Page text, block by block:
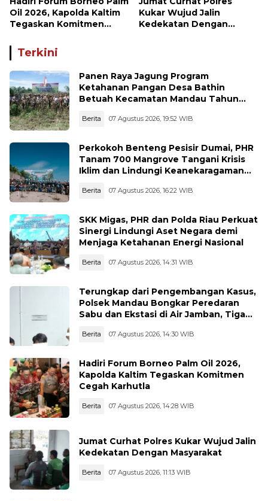
Oil 2026, Kapolda Kaltim
Tegaskan Komitmen
Kukar Wujud Jalin
Kedekatan Dengan
Terkini
Panen Raya Jagung Program
Ketahanan Pangan Desa Bathin
Betuah Kecamatan Mandau Tahun
Berita 07 Agustus 2026, 19:52 WIB
Perkokoh Benteng Pesisir Dumai, PHR
Tanam 700 Mangrove Tangani Krisis
Iklim dan Lindungi Keanekaragaman
Berita 07 Agustus 2026, 16:22 WIB
SKK Migas, PHR dan Polda Riau Perkuat
Sinergi Lindungi Aset Negara demi
Menjaga Ketahanan Energi Nasional
Berita 07 Agustus 2026, 14:31 WIB
Terungkap dari Pengembangan Kasus,
Polsek Mandau Bongkar Peredaran
Sabu dan Ekstasi di Air Jamban, Tiga
Berita 07 Agustus 2026, 14:30 WIB
Hadiri Forum Borneo Palm Oil 2026,
Kapolda Kaltim Tegaskan Komitmen
Cegah Karhutla
Berita 07 Agustus 2026, 14:28 WIB
Jumat Curhat Polres Kukar Wujud Jalin
Kedekatan Dengan Masyarakat
Berita 07 Agustus 2026, 11:13 WIB